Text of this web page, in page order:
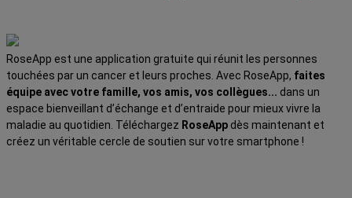
RoseApp est une application gratuite qui réunit les personnes
touchées par un cancer et leurs proches. Avec RoseApp, faites
équipe avec votre famille, vos amis, vos collègues... dans un
espace bienveillant d’échange et d’entraide pour mieux vivre la
maladie au quotidien. Téléchargez RoseApp dès maintenant et
créez un véritable cercle de soutien sur votre smartphone !